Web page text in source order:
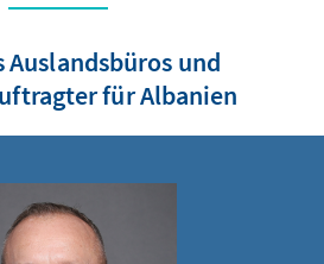
Auslandsbüros und
für Albanien